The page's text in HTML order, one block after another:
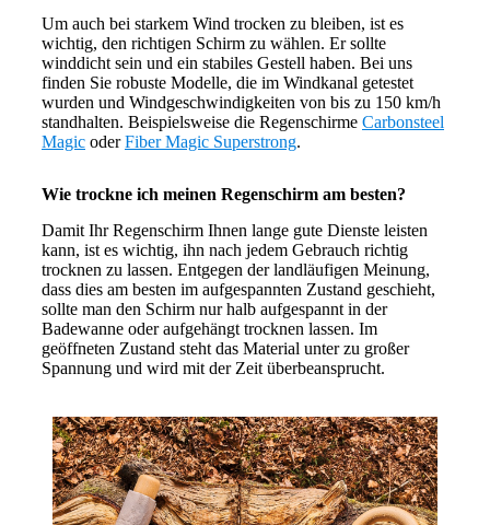
Um auch bei starkem Wind trocken zu bleiben, ist es
wichtig, den richtigen Schirm zu wählen. Er sollte
winddicht sein und ein stabiles Gestell haben. Bei uns
finden Sie robuste Modelle, die im Windkanal getestet
wurden und Windgeschwindigkeiten von bis zu 150 km/h
standhalten. Beispielsweise die Regenschirme Carbonsteel
Magic oderFiber Magic Superstrong.
Wie trockne ich meinen Regenschirm am besten?
Damit Ihr Regenschirm Ihnen lange gute Dienste leisten
kann, ist es wichtig, ihn nach jedem Gebrauch richtig
trocknen zu lassen. Entgegen der landläufigen Meinung,
dass dies am besten im aufgespannten Zustand geschieht,
sollte man den Schirm nur halb aufgespannt in der
Badewanne oder aufgehängt trocknen lassen. Im
geöffneten Zustand steht das Material unter zu großer
Spannung und wird mit der Zeit überbeansprucht.